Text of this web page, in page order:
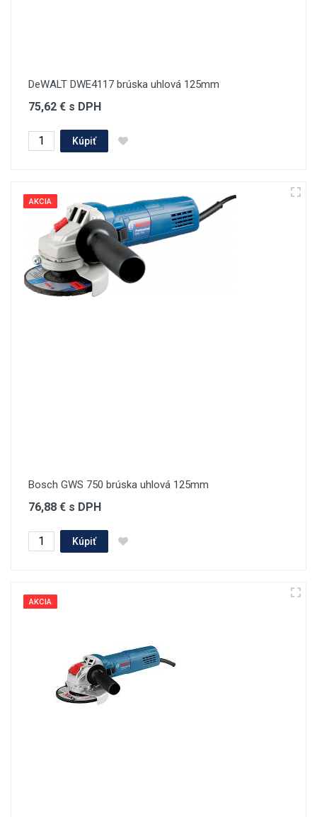
DeWALT DWE4117 brúska uhlová 125mm
75,62 € s DPH
Kúpiť
AKCIA
Bosch GWS 750 brúska uhlová 125mm
76,88 € s DPH
Kúpiť
AKCIA